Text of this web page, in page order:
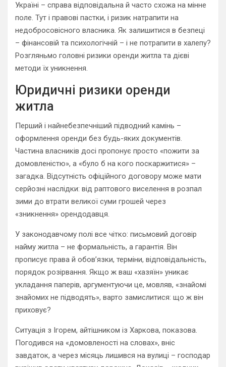
Україні – справа відповідальна й часто схожа на мінне
поле. Тут і правові пастки, і ризик натрапити на
недобросовісного власника. Як залишитися в безпеці
– фінансовій та психологічній – і не потрапити в халепу?
Розгляньмо головні ризики оренди житла та дієві
методи їх уникнення.
Юридичні ризики оренди
житла
Перший і найнебезпечніший підводний камінь –
оформлення оренди без будь-яких документів.
Частина власників досі пропонує просто «пожити за
домовленістю», а «було б на кого поскаржитися» –
загадка. Відсутність офіційного договору може мати
серйозні наслідки: від раптового виселення в розпал
зими до втрати великої суми грошей через
«зникнення» орендодавця.
У законодавчому полі все чітко: письмовий договір
найму житла – не формальність, а гарантія. Він
прописує права й обов’язки, терміни, відповідальність,
порядок розірвання. Якщо ж ваш «хазяїн» уникає
укладання паперів, аргументуючи це, мовляв, «знайомі
знайомих не підводять», варто замислитися: що ж він
приховує?
Ситуація з Ігорем, айтішником із Харкова, показова.
Погодився на «домовленості на словах», вніс
завдаток, а через місяць лишився на вулиці – господар